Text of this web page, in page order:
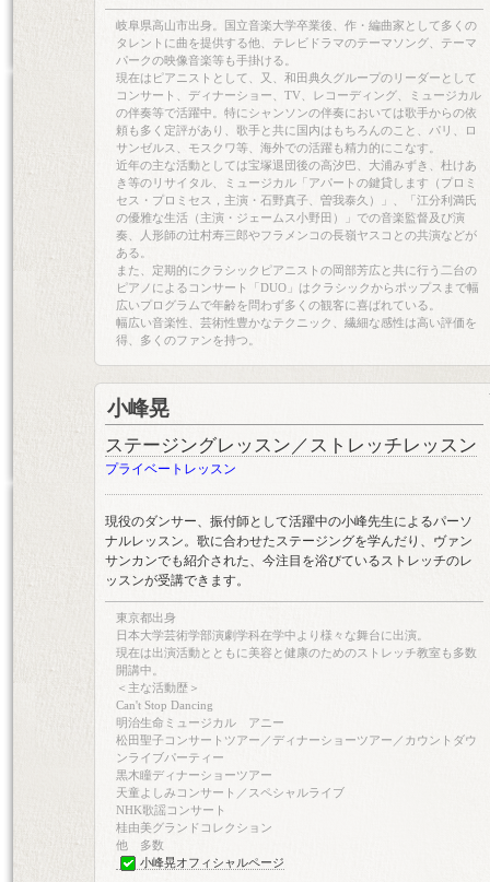
岐阜県高山市出身。国立音楽大学卒業後、作・編曲家として多くの
タレントに曲を提供する他、テレビドラマのテーマソング、テーマ
パークの映像音楽等も手掛ける。
現在はピアニストとして、又、和田典久グループのリーダーとして
コンサート、ディナーショー、TV、レコーディング、ミュージカル
の伴奏等で活躍中。特にシャンソンの伴奏においては歌手からの依
頼も多く定評があり、歌手と共に国内はもちろんのこと、パリ、ロ
サンゼルス、モスクワ等、海外での活躍も精力的にこなす。
近年の主な活動としては宝塚退団後の高汐巴、大浦みずき、杜けあ
き等のリサイタル、ミュージカル「アパートの鍵貸します（プロミ
セス・プロミセス，主演・石野真子、曽我泰久）」、「江分利満氏
の優雅な生活（主演・ジェームス小野田）」での音楽監督及び演
奏、人形師の辻村寿三郎やフラメンコの長嶺ヤスコとの共演などが
ある。
また、定期的にクラシックピアニストの岡部芳広と共に行う二台の
ピアノによるコンサート「DUO」はクラシックからポップスまで幅
広いプログラムで年齢を問わず多くの観客に喜ばれている。
幅広い音楽性、芸術性豊かなテクニック、繊細な感性は高い評価を
得、多くのファンを持つ。
小峰晃
ステージングレッスン／ストレッチレッスン
プライベートレッスン
現役のダンサー、振付師として活躍中の小峰先生によるパーソ
ナルレッスン。歌に合わせたステージングを学んだり、ヴァン
サンカンでも紹介された、今注目を浴びているストレッチのレ
ッスンが受講できます。
東京都出身
日本大学芸術学部演劇学科在学中より様々な舞台に出演。
現在は出演活動とともに美容と健康のためのストレッチ教室も多数
開講中。
＜主な活動歴＞
Can't Stop Dancing
明治生命ミュージカル アニー
松田聖子コンサートツアー／ディナーショーツアー／カウントダウ
ンライブパーティー
黒木瞳ディナーショーツアー
天童よしみコンサート／スペシャルライブ
NHK歌謡コンサート
桂由美グランドコレクション
他 多数
小峰晃オフィシャルページ